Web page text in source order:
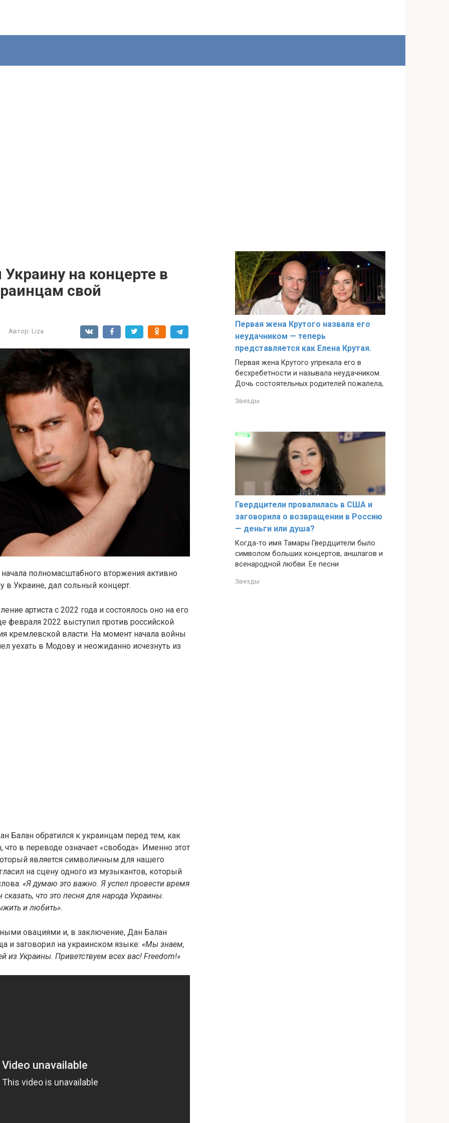
на концерте в
свой
Автор: Liza
полномасштабного вторжения активно
Украине, дал сольный концерт.
артиста с 2022 года и состоялось оно на его
2022 выступил против российской
кремлевской власти. На момент начала войны
уехать в Модову и неожиданно исчезнуть из
Балан обратился к украинцам перед тем, как
в переводе означает «свобода». Именно этот
является символичным для нашего
на сцену одного из музыкантов, который
«Я думаю это важно. Я успел провести время
что это песня для народа Украины.
и любить».
овациями и, в заключение, Дан Балан
и заговорил на украинском языке: «Мы знаем,
из Украины. Приветствуем всех вас! Freedom!»
Первая жена Крутого назвала его
неудачником — теперь
представляется как Елена Крутая.
Первая жена Крутого упрекала его в
бесхребетности и называла неудачником.
Дочь состоятельных родителей пожалела,
Звезды
Гвердцители провалилась в США и
заговорила о возвращении в Россию
— деньги или душа?
Когда-то имя Тамары Гвердцители было
символом больших концертов, аншлагов и
всенародной любви. Ее песни
Звезды